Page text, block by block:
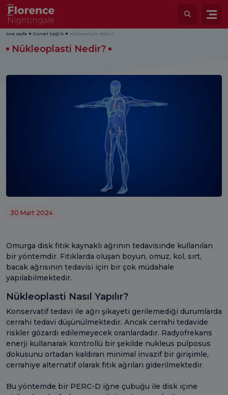
Ana sayfa Güncel Sağlık Nükleoplasti Nedir?
Nükleoplasti Nedir?
30 Mart 2024
Omurga disk fıtık kaynaklı ağrının tedavisinde kullanılan
bir yöntemdir. Fıtıklarda oluşan boyun, omuz, kol, sırt,
bacak ağrısının tedavisi için bir çok müdahale
yapılabilmektedir.
Nükleoplasti Nasıl Yapılır?
Konservatif tedavi ile ağrı şikayeti gerilemediği durumlarda
cerrahi tedavi düşünülmektedir. Ancak cerrahi tedavide
riskler gözardı edilemeyecek oranlardadır. Radyofrekans
enerji kullanarak kontrollü bir şekilde nukleus pulposus
dokusunu ortadan kaldıran minimal invazif bir girişimle,
cerrahiye alternatif olarak fıtık ağrıları giderilmektedir.
Bu yöntemde bir PERC-D iğne çubuğu ile disk içine